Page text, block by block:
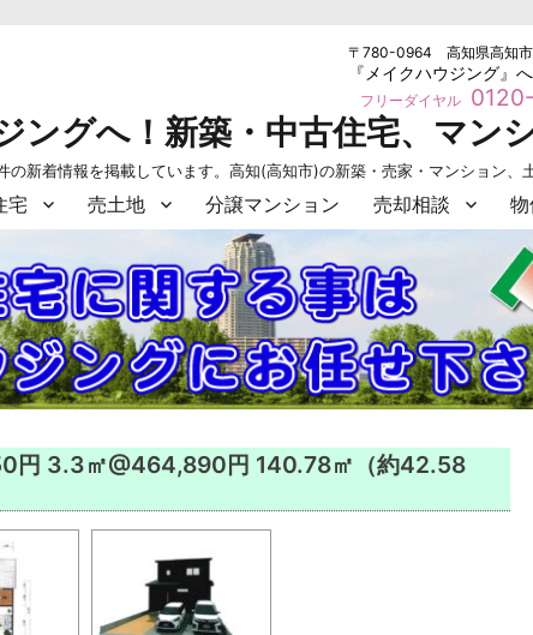
〒780-0964 高知県高知市
『メイクハウジング』
フリーダイヤル
グへ！新築・中古住宅、マン
新着情報を掲載しています。高知(高知市)の新築・売家・マンション、土
宅 売土地 分譲マンション 売却相談
円 3.3㎡@464,890円 140.78㎡（約42.58